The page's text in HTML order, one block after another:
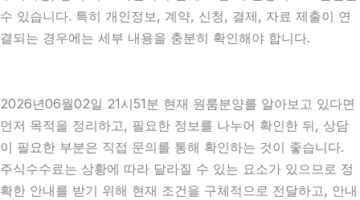
수 있습니다. 특히 개인정보, 계약, 신청, 결제, 자료 제출이 연
결되는 경우에는 세부 내용을 충분히 확인해야 합니다.
2026년06월02일 21시51분 현재 원룸분양를 알아보고 있다면
먼저 목적을 정리하고, 필요한 정보를 나누어 확인한 뒤, 상담
이 필요한 부분은 직접 문의를 통해 확인하는 것이 좋습니다.
주식수수료는 상황에 따라 달라질 수 있는 요소가 있으므로 정
확한 안내를 받기 위해 현재 조건을 구체적으로 전달하고, 안내